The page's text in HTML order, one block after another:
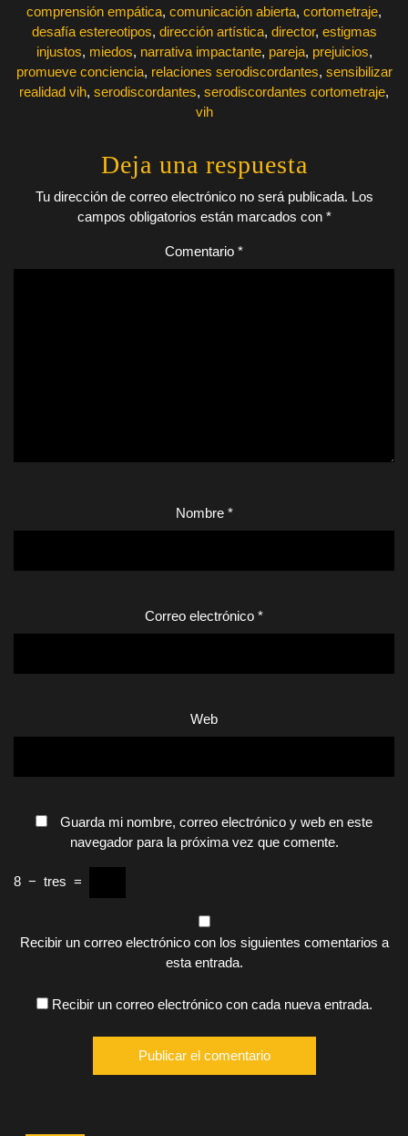
comprensión empática, comunicación abierta, cortometraje,
desafía estereotipos, dirección artística, director, estigmas
injustos, miedos, narrativa impactante, pareja, prejuicios,
promueve conciencia, relaciones serodiscordantes, sensibilizar
realidad vih, serodiscordantes, serodiscordantes cortometraje,
vih
Deja una respuesta
Tu dirección de correo electrónico no será publicada. Los
campos obligatorios están marcados con *
Comentario *
Nombre *
Correo electrónico *
Web
Guarda mi nombre, correo electrónico y web en este
navegador para la próxima vez que comente.
8 − tres =
Recibir un correo electrónico con los siguientes comentarios a
esta entrada.
Recibir un correo electrónico con cada nueva entrada.